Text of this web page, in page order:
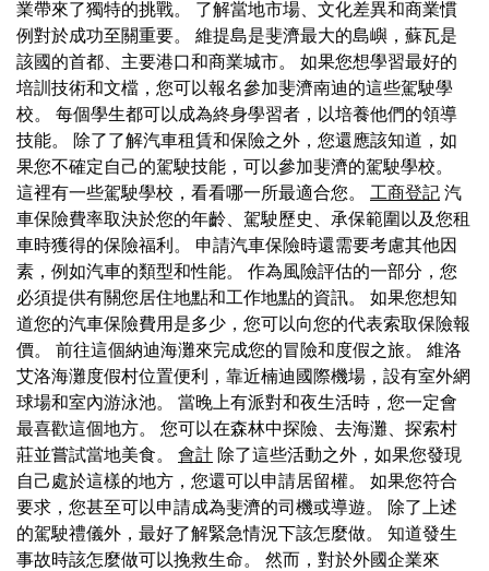
業帶來了獨特的挑戰。 了解當地市場、文化差異和商業慣
例對於成功至關重要。 維提島是斐濟最大的島嶼，蘇瓦是
該國的首都、主要港口和商業城市。 如果您想學習最好的
培訓技術和文檔，您可以報名參加斐濟南迪的這些駕駛學
校。 每個學生都可以成為終身學習者，以培養他們的領導
技能。 除了了解汽車租賃和保險之外，您還應該知道，如
果您不確定自己的駕駛技能，可以參加斐濟的駕駛學校。
這裡有一些駕駛學校，看看哪一所最適合您。 工商登記 汽
車保險費率取決於您的年齡、駕駛歷史、承保範圍以及您租
車時獲得的保險福利。 申請汽車保險時還需要考慮其他因
素，例如汽車的類型和性能。 作為風險評估的一部分，您
必須提供有關您居住地點和工作地點的資訊。 如果您想知
道您的汽車保險費用是多少，您可以向您的代表索取保險報
價。 前往這個納迪海灘來完成您的冒險和度假之旅。 維洛
艾洛海灘度假村位置便利，靠近楠迪國際機場，設有室外網
球場和室內游泳池。 當晚上有派對和夜生活時，您一定會
最喜歡這個地方。 您可以在森林中探險、去海灘、探索村
莊並嘗試當地美食。 會計 除了這些活動之外，如果您發現
自己處於這樣的地方，您還可以申請居留權。 如果您符合
要求，您甚至可以申請成為斐濟的司機或導遊。 除了上述
的駕駛禮儀外，最好了解緊急情況下該怎麼做。 知道發生
事故時該怎麼做可以挽救生命。 然而，對於外國企業來